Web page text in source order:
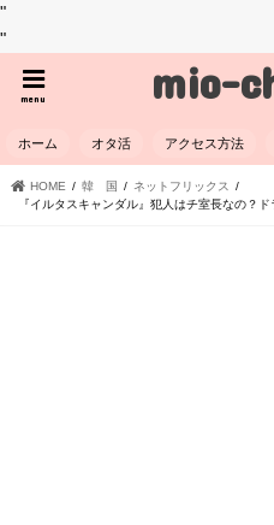
"
"
mio-
menu
ホーム オタ活 アクセス方法
HOME 韓 国
ネットフリックス
『イルタスキャンダル』犯人はチ室長なの？